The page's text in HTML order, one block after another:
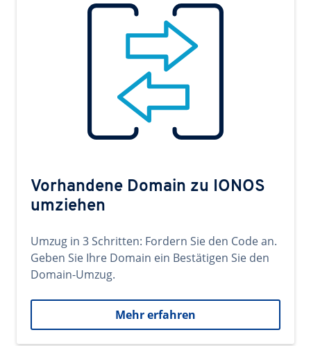
Vorhandene Domain zu IONOS
umziehen
Umzug in 3 Schritten: Fordern Sie den Code an.
Geben Sie Ihre Domain ein Bestätigen Sie den
Domain-Umzug.
Mehr erfahren